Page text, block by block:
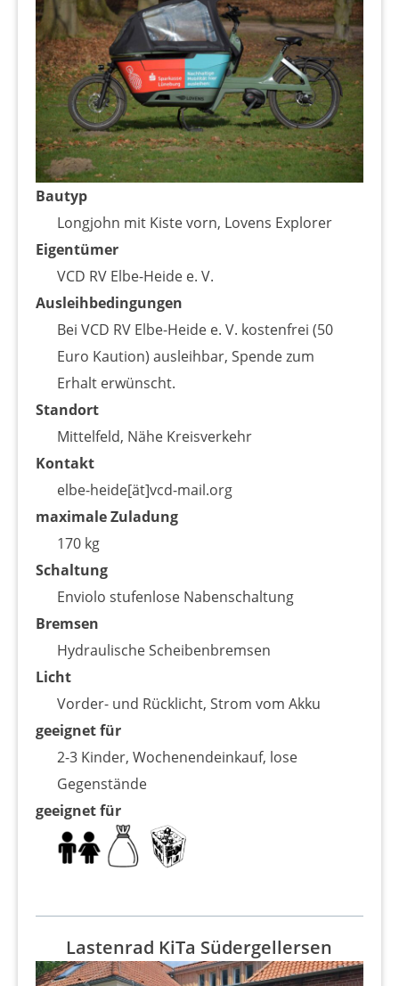
Bautyp
Longjohn mit Kiste vorn, Lovens Explorer
Eigentümer
VCD RV Elbe-Heide e. V.
Ausleihbedingungen
Bei VCD RV Elbe-Heide e. V. kostenfrei (50
Euro Kaution) ausleihbar, Spende zum
Erhalt erwünscht.
Standort
Mittelfeld, Nähe Kreisverkehr
Kontakt
elbe-heide[ät]vcd-mail.org
maximale Zuladung
170 kg
Schaltung
Enviolo stufenlose Nabenschaltung
Bremsen
Hydraulische Scheibenbremsen
Licht
Vorder- und Rücklicht, Strom vom Akku
geeignet für
2-3 Kinder, Wochenendeinkauf, lose
Gegenstände
geeignet für
Lastenrad KiTa Südergellersen